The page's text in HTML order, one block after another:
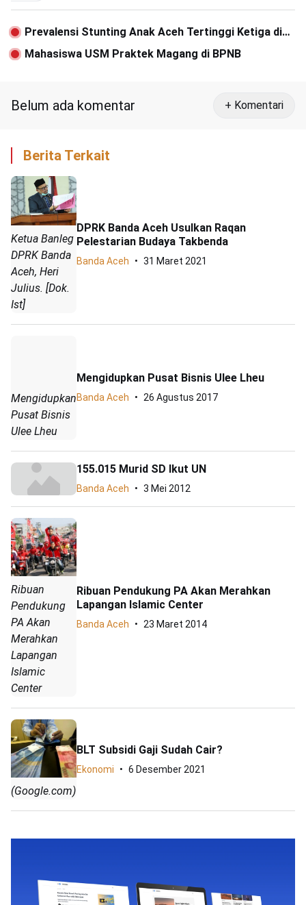
Prevalensi Stunting Anak Aceh Tertinggi Ketiga di
Indonesia
Mahasiswa USM Praktek Magang di BPNB
Belum ada komentar + Komentari
Berita Terkait
Ketua Banleg
DPRK Banda
Aceh, Heri
Julius. [Dok.
Ist]
DPRK Banda Aceh Usulkan Raqan
Pelestarian Budaya Takbenda
Banda Aceh 31 Maret 2021
Mengidupkan
Pusat Bisnis
Ulee Lheu
Mengidupkan Pusat Bisnis Ulee Lheu
Banda Aceh 26 Agustus 2017
155.015 Murid SD Ikut UN
Banda Aceh 3 Mei 2012
Ribuan
Pendukung
PA Akan
Merahkan
Lapangan
Islamic
Center
Ribuan Pendukung PA Akan Merahkan
Lapangan Islamic Center
Banda Aceh 23 Maret 2014
(Google.com)
BLT Subsidi Gaji Sudah Cair?
Ekonomi 6 Desember 2021